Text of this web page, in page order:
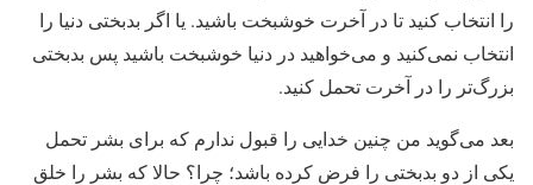
را انتخاب کنید تا در آخرت خوشبخت باشید. یا اگر بدبختی دنیا را
انتخاب نمی‌کنید و می‌خواهید در دنیا خوشبخت باشید پس بدبختی
بزرگ‌تر را در آخرت تحمل کنید.
بعد می‌گوید من چنین خدایی را قبول ندارم که برای بشر تحمل
یکی از دو بدبختی را فرض کرده باشد؛ چرا؟ حالا که بشر را خلق